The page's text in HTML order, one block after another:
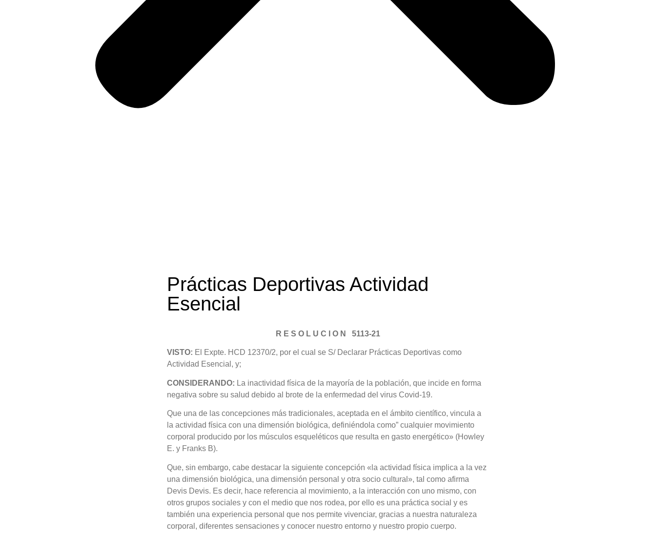
Prácticas Deportivas Actividad
Esencial
R E S O L U C I O N 5113-21
VISTO: El Expte. HCD 12370/2, por el cual se S/ Declarar Prácticas Deportivas como
Actividad Esencial, y;
CONSIDERANDO: La inactividad física de la mayoría de la población, que incide en forma
negativa sobre su salud debido al brote de la enfermedad del virus Covid-19.
Que una de las concepciones más tradicionales, aceptada en el ámbito científico, vincula a
la actividad física con una dimensión biológica, definiéndola como” cualquier movimiento
corporal producido por los músculos esqueléticos que resulta en gasto energético» (Howley
E. y Franks B).
Que, sin embargo, cabe destacar la siguiente concepción «la actividad física implica a la vez
una dimensión biológica, una dimensión personal y otra socio cultural», tal como afirma
Devis Devis. Es decir, hace referencia al movimiento, a la interacción con uno mismo, con
otros grupos sociales y con el medio que nos rodea, por ello es una práctica social y es
también una experiencia personal que nos permite vivenciar, gracias a nuestra naturaleza
corporal, diferentes sensaciones y conocer nuestro entorno y nuestro propio cuerpo.